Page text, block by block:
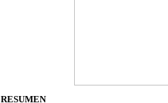
RESUMEN